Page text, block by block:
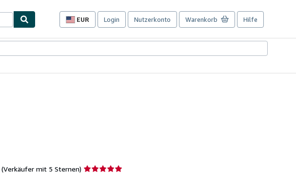
EUR
Seite
Einkaufseinstellungen.
Login Nutzerkonto Warenkorb Hilfe
(Verkäufer mit 5 Sternen) Verkäuferbewertung